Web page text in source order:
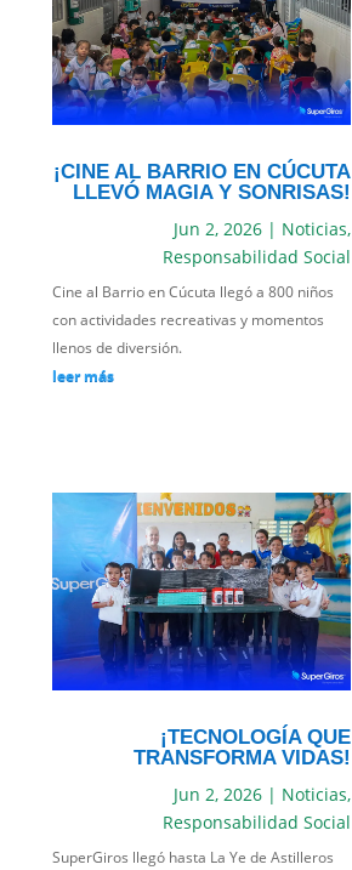
¡CINE AL BARRIO EN CÚCUTA
LLEVÓ MAGIA Y SONRISAS!
Jun 2, 2026| Noticias,
Responsabilidad Social
Cine al Barrio en Cúcuta llegó a 800 niños
con actividades recreativas y momentos
llenos de diversión.
leer más
¡TECNOLOGÍA QUE
TRANSFORMA VIDAS!
Jun 2, 2026| Noticias,
Responsabilidad Social
SuperGiros llegó hasta La Ye de Astilleros